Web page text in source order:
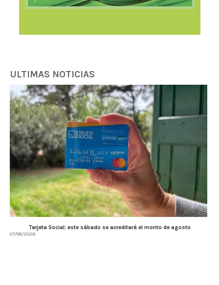
ULTIMAS NOTICIAS
Tarjeta Social: este sábado se acreditará el monto de agosto
07/08/2026